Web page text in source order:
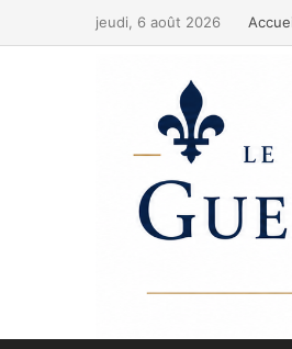
jeudi, 6 août 2026